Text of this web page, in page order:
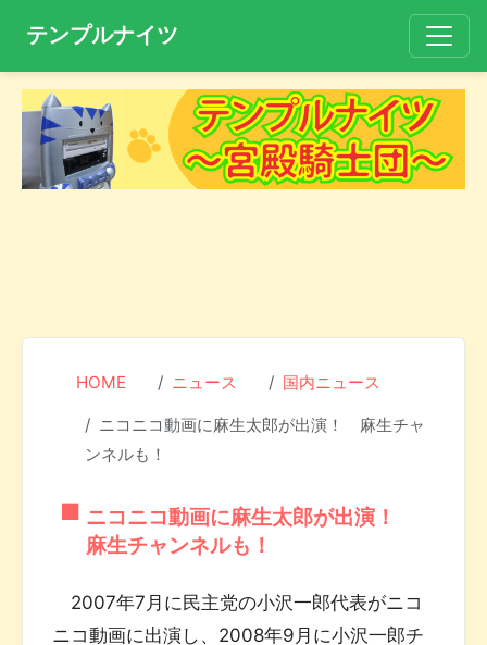
テンプルナイツ
HOME ニュース 国内ニュース
ニコニコ動画に麻生太郎が出演！ 麻生チャ
ンネルも！
ニコニコ動画に麻生太郎が出演！
麻生チャンネルも！
2007年7月に民主党の小沢一郎代表がニコ
ニコ動画に出演し、2008年9月に小沢一郎チ